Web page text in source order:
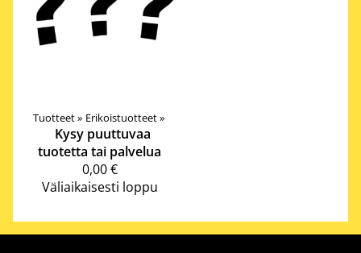
Tuotteet‪» Erikoistuotteet‪»
Kysy puuttuvaa
tuotetta tai palvelua
0,00 €
Väliaikaisesti loppu